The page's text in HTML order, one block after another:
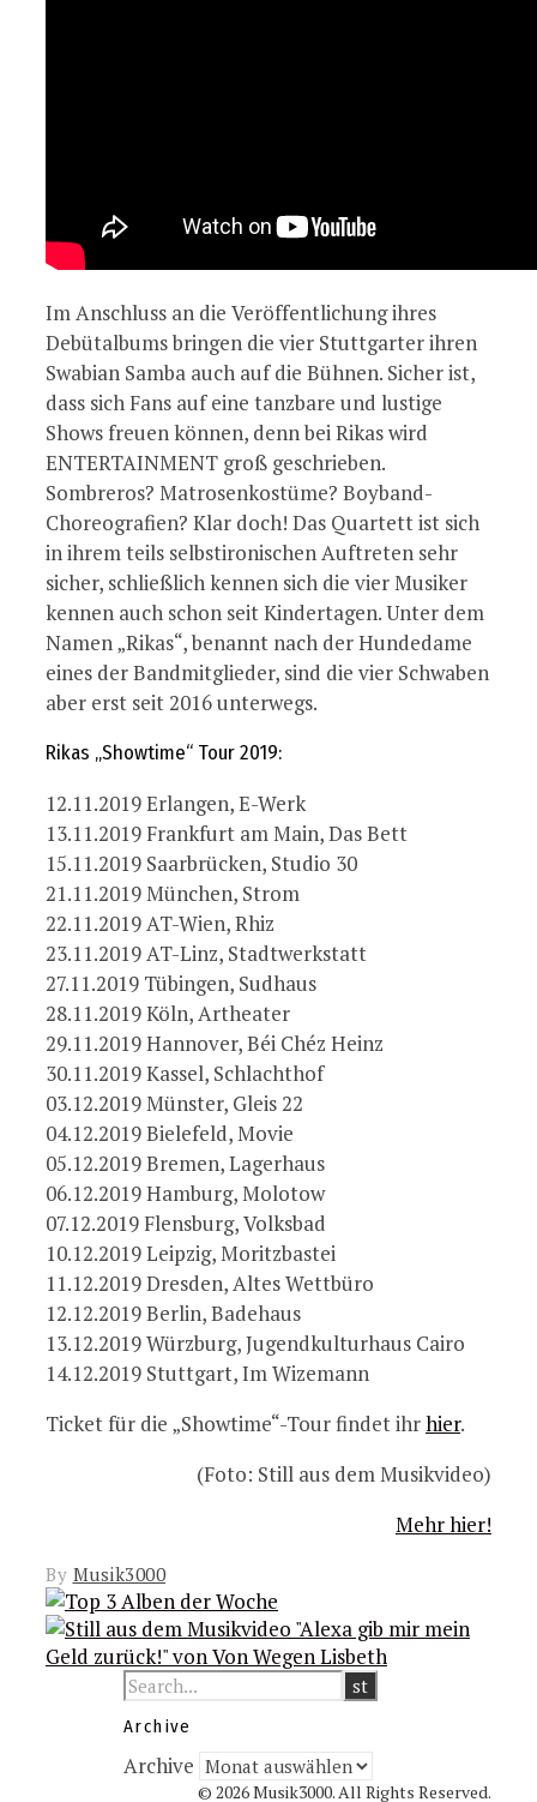
Im Anschluss an die Veröffentlichung ihres
Debütalbums bringen die vier Stuttgarter ihren
Swabian Samba auch auf die Bühnen. Sicher ist,
dass sich Fans auf eine tanzbare und lustige
Shows freuen können, denn bei Rikas wird
ENTERTAINMENT groß geschrieben.
Sombreros? Matrosenkostüme? Boyband-
Choreografien? Klar doch! Das Quartett ist sich
in ihrem teils selbstironischen Auftreten sehr
sicher, schließlich kennen sich die vier Musiker
kennen auch schon seit Kindertagen. Unter dem
Namen „Rikas“, benannt nach der Hundedame
eines der Bandmitglieder, sind die vier Schwaben
aber erst seit 2016 unterwegs.
Rikas „Showtime“ Tour 2019:
12.11.2019 Erlangen, E-Werk
13.11.2019 Frankfurt am Main, Das Bett
15.11.2019 Saarbrücken, Studio 30
21.11.2019 München, Strom
22.11.2019 AT-Wien, Rhiz
23.11.2019 AT-Linz, Stadtwerkstatt
27.11.2019 Tübingen, Sudhaus
28.11.2019 Köln, Artheater
29.11.2019 Hannover, Béi Chéz Heinz
30.11.2019 Kassel, Schlachthof
03.12.2019 Münster, Gleis 22
04.12.2019 Bielefeld, Movie
05.12.2019 Bremen, Lagerhaus
06.12.2019 Hamburg, Molotow
07.12.2019 Flensburg, Volksbad
10.12.2019 Leipzig, Moritzbastei
11.12.2019 Dresden, Altes Wettbüro
12.12.2019 Berlin, Badehaus
13.12.2019 Würzburg, Jugendkulturhaus Cairo
14.12.2019 Stuttgart, Im Wizemann
Ticket für die „Showtime“-Tour findet ihrhier.
(Foto: Still aus dem Musikvideo)
Mehr hier!
By Musik3000
Archive
Archive
© 2026 Musik3000. All Rights Reserved.